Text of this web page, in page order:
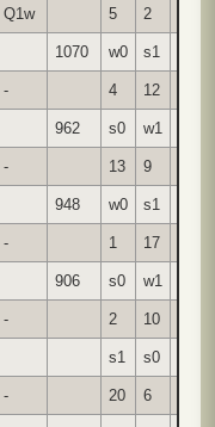
Q1w 5 2
1070 w0 s1
- 4 12
962 s0 w1
- 13 9
948 w0 s1
- 1 17
906 s0 w1
- 2 10
s1 s0
- 20 6